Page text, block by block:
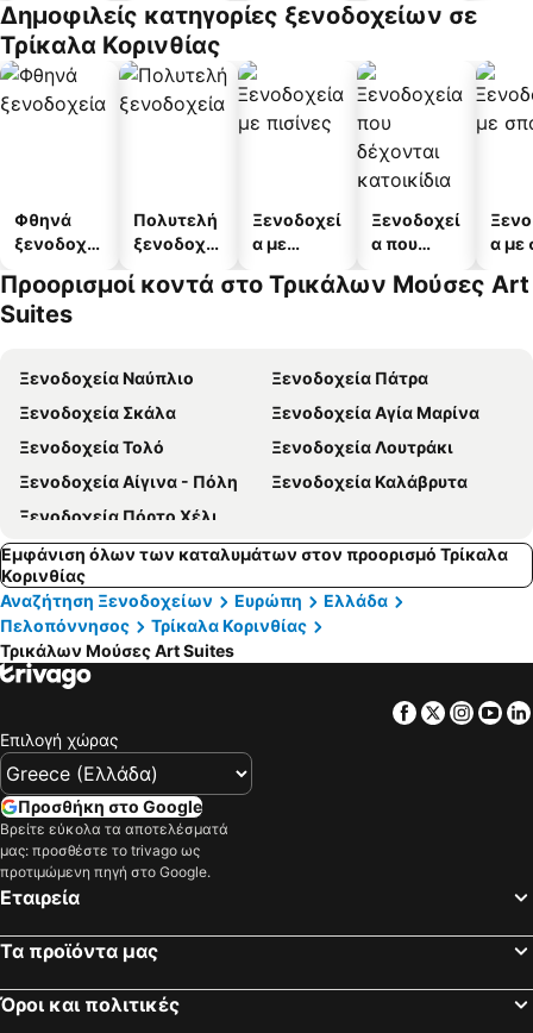
α
άτων
Δημοφιλείς κατηγορίες ξενοδοχείων σε
Τρίκαλα Κορινθίας
Φθηνά
ξενοδοχεί
Πολυτελή
ξενοδοχεί
Ξενοδοχεί
α με
Ξενοδοχεί
α που
κατοικίδι
α με
Προορισμοί κοντά στο Τρικάλων Μούσες Art
Suites
Ξενοδοχεία Ναύπλιο
Ξενοδοχεία Πάτρα
Ξενοδοχεία Σκάλα
Ξενοδοχεία Αγία Μαρίνα
Ξενοδοχεία Τολό
Ξενοδοχεία Λουτράκι
Ξενοδοχεία Αίγινα - Πόλη
Ξενοδοχεία Καλάβρυτα
Ξενοδοχεία Πόρτο Χέλι
Εμφάνιση όλων των καταλυμάτων στον προορισμό Τρίκαλα
Κορινθίας
Αναζήτηση Ξενοδοχείων
Ευρώπη
Ελλάδα
Πελοπόννησος
Τρίκαλα Κορινθίας
Τρικάλων Μούσες Art Suites
Facebook
Twitter
Επιλογή χώρας
Προσθήκη στο Google
Βρείτε εύκολα τα αποτελέσματά
μας: προσθέστε το trivago ως
προτιμώμενη πηγή στο Google.
Εταιρεία
Τα προϊόντα μας
Όροι και πολιτικές